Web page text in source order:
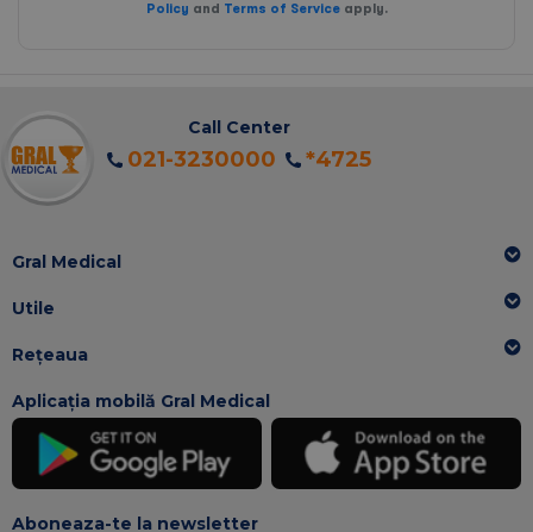
Policy and Terms of Serviceapply.
Call Center
021-3230000 *4725
Gral Medical
Utile
Rețeaua
Aplicația mobilă Gral Medical
Aboneaza-te la newsletter